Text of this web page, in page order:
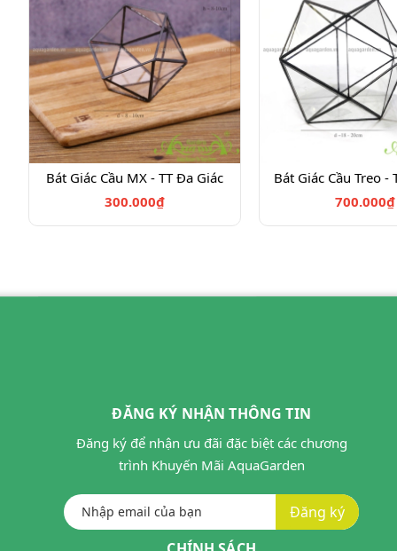
Bát Giác Cầu MX - TT Đa Giác
300.000₫
Bát Giác Cầu Treo -
700.000₫
ĐĂNG KÝ NHẬN THÔNG TIN
Đăng ký để nhận ưu đãi đặc biệt các chương
trình Khuyến Mãi AquaGarden
Đăng ký